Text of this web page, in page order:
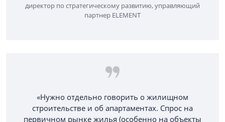
директор по стратегическому развитию, управляющий
партнер ELEMENT
«Нужно отдельно говорить о жилищном
строительстве и об апартаментах. Спрос на
первичном рынке жилья (особенно на объекты